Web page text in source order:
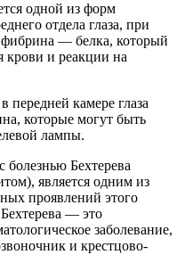
одной из форм
отдела глаза, при
фибрина — белка, который
крови и реакции на
камере глаза
которые могут быть
лампы.
Бехтерева
является одним из
проявлений этого
— это
заболевание,
и крестцово-